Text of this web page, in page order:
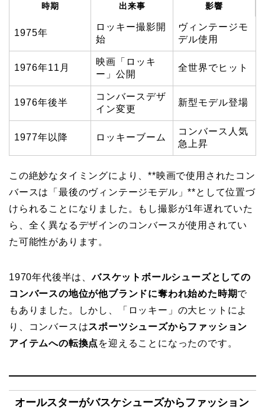
時期 出来事 影響
1975年
ロッキー撮影開
始
ヴィンテージモ
デル使用
1976年11月
映画「ロッキ
ー」公開
全世界でヒット
1976年後半
コンバースデザ
イン変更
新型モデル登場
1977年以降 ロッキーブーム
コンバース人気
急上昇
この絶妙なタイミングにより、**映画で使用されたコン
バースは「最後のヴィンテージモデル」**として位置づ
けられることになりました。もし撮影が1年遅れていた
ら、全く異なるデザインのコンバースが使用されてい
た可能性があります。
1970年代後半は、バスケットボールシューズとしての
コンバースの地位が他ブランドに奪われ始めた時期で
もありました。しかし、「ロッキー」の大ヒットによ
り、コンバースはスポーツシューズからファッション
アイテムへの転換点 を迎えることになったのです。
オールスターがバスケシューズからファッション